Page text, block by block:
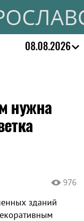
08.08.2026
нужна
976
зданий